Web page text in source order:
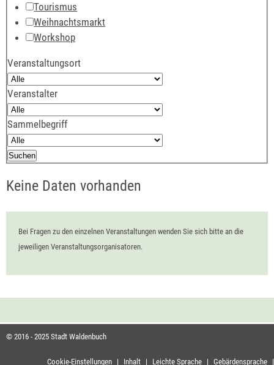
Tourismus
Weihnachtsmarkt
Workshop
Veranstaltungsort
Veranstalter
Sammelbegriff
Keine Daten vorhanden
Bei Fragen zu den einzelnen Veranstaltungen wenden Sie sich bitte an die
jeweiligen Veranstaltungsorganisatoren.
© 2016 - 2025 Stadt Waldenbuch
Cookie-Einstellungen | Inhalt | Leichte Sprache | Gebärdensprache |